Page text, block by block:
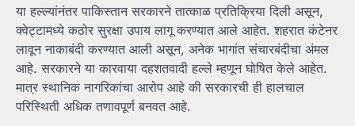
या हल्ल्यांनंतर पाकिस्तान सरकारने तात्काळ प्रतिक्रिया दिली असून,
क्वेट्टामध्ये कठोर सुरक्षा उपाय लागू करण्यात आले आहेत. शहरात कंटेनर
लावून नाकाबंदी करण्यात आली असून, अनेक भागांत संचारबंदीचा अंमल
आहे. सरकारने या कारवाया दहशतवादी हल्ले म्हणून घोषित केले आहेत.
मात्र स्थानिक नागरिकांचा आरोप आहे की सरकारची ही हालचाल
परिस्थिती अधिक तणावपूर्ण बनवत आहे.